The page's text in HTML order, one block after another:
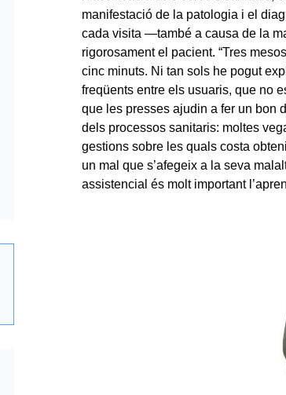
manifestació de la patologia i el
cada visita —també a causa de la
rigorosament el pacient. “Tres
cinc minuts. Ni tan sols he pogut
freqüents entre els usuaris, que no
que les presses ajudin a fer un bon
dels processos sanitaris: moltes
gestions sobre les quals costa
un mal que s’afegeix a la seva
assistencial és molt important